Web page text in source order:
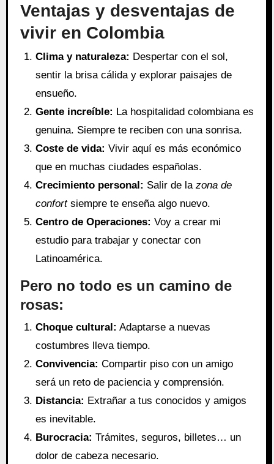
Ventajas y desventajas de
vivir en Colombia
Clima y naturaleza: Despertar con el sol,
sentir la brisa cálida y explorar paisajes de
ensueño.
Gente increíble: La hospitalidad colombiana es
genuina. Siempre te reciben con una sonrisa.
Coste de vida: Vivir aquí es más económico
que en muchas ciudades españolas.
Crecimiento personal: Salir de lazona de
confortsiempre te enseña algo nuevo.
Centro de Operaciones: Voy a crear mi
estudio para trabajar y conectar con
Latinoamérica.
Pero no todo es un camino de
rosas:
Choque cultural: Adaptarse a nuevas
costumbres lleva tiempo.
Convivencia: Compartir piso con un amigo
será un reto de paciencia y comprensión.
Distancia: Extrañar a tus conocidos y amigos
es inevitable.
Burocracia: Trámites, seguros, billetes… un
dolor de cabeza necesario.